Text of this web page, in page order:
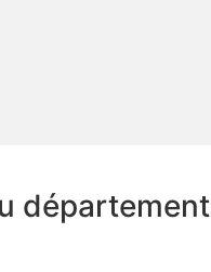
département